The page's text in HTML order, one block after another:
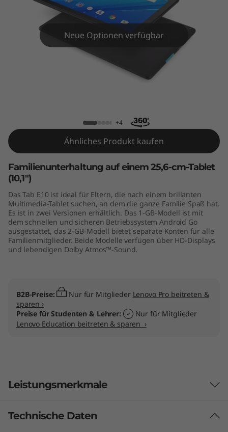
Neue Optionen verfügbar
+4
Ähnliches Produkt kaufen
Familienunterhaltung auf einem 25,6-cm-Tablet
(10,1")
Das Tab E10 ist ideal für Eltern, die nach einem brillanten
Multimedia-Tablet suchen, an dem die ganze Familie Spaß hat.
Es ist in zwei Versionen erhältlich. Das 1-GB-Modell ist mit
dem schnellen und sicheren Betriebssystem Android Go
ausgestattet, das 2-GB-Modell bietet separate Konten für alle
Familienmitglieder. Beide Modelle verfügen über HD-Displays
und lebendigen Dolby Atmos™-Sound.
B2B-Preise: Nur für Mitglieder Lenovo Pro beitreten &
sparen ›
Preise für Studenten & Lehrer:
Nur für Mitglieder
Lenovo Education beitreten & sparen ›
Leistungsmerkmale
Technische Daten